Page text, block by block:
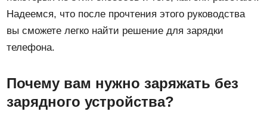
Надеемся, что после прочтения этого руководства
вы сможете легко найти решение для зарядки
телефона.
Почему вам нужно заряжать без
зарядного устройства?